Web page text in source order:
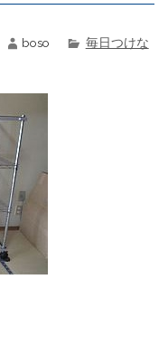
boso
毎日つけな